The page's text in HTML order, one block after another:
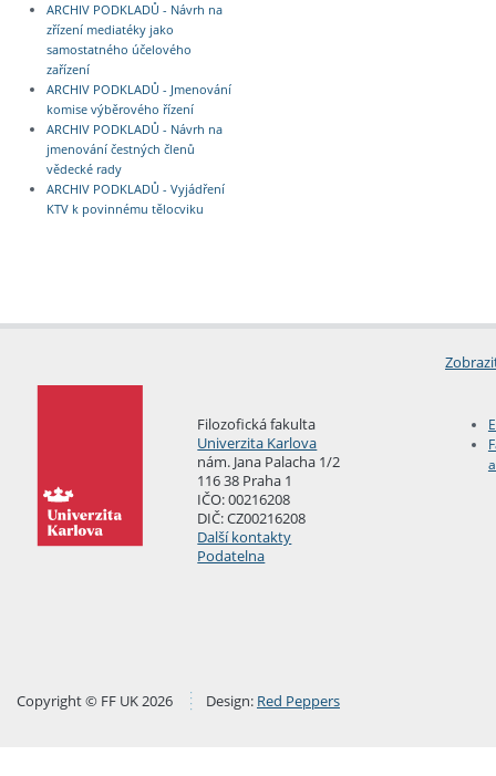
ARCHIV PODKLADŮ - Návrh na
zřízení mediatéky jako
samostatného účelového
zařízení
ARCHIV PODKLADŮ - Jmenování
komise výběrového řízení
ARCHIV PODKLADŮ - Návrh na
jmenování čestných členů
vědecké rady
ARCHIV PODKLADŮ - Vyjádření
KTV k povinnému tělocviku
Filozofická fakulta
Univerzita Karlova
nám. Jana Palacha 1/2
116 38 Praha 1
IČO: 00216208
DIČ: CZ00216208
Další kontakty
Podatelna
Copyright © FF UK 2026 Design: Red Peppers